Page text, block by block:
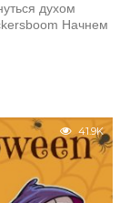
духом
Начнем
41.9K